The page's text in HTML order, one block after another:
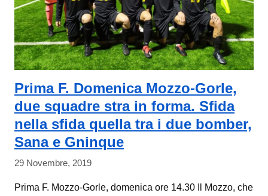
Prima F. Domenica Mozzo-Gorle,
due squadre stra in forma. Sfida
nella sfida quella tra i due bomber,
Sana e Gninque
29 Novembre, 2019
Prima F. Mozzo-Gorle, domenica ore 14.30 Il Mozzo, che